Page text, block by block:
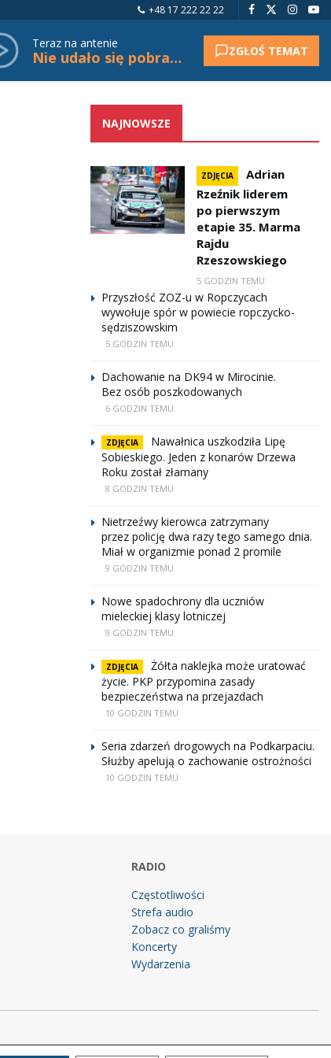
+48 17 222 22 22
Teraz na antenie
Nie udało się pobrać tytułu. ZGŁOŚ TEMAT
NAJNOWSZE
ZDJĘCIA
Adrian
Rzeźnik liderem
po pierwszym
etapie 35. Marma
Rajdu
Rzeszowskiego
5 GODZIN TEMU
Przyszłość ZOZ-u w Ropczycach
wywołuje spór w powiecie ropczycko-
sędziszowskim
5 GODZIN TEMU
Dachowanie na DK94 w Mirocinie.
Bez osób poszkodowanych
6 GODZIN TEMU
ZDJĘCIA
Nawałnica uszkodziła Lipę
Sobieskiego. Jeden z konarów Drzewa
Roku został złamany
8 GODZIN TEMU
Nietrzeźwy kierowca zatrzymany
przez policję dwa razy tego samego dnia.
Miał w organizmie ponad 2 promile
9 GODZIN TEMU
Nowe spadochrony dla uczniów
mieleckiej klasy lotniczej
9 GODZIN TEMU
ZDJĘCIA
Żółta naklejka może uratować
życie. PKP przypomina zasady
bezpieczeństwa na przejazdach
10 GODZIN TEMU
Seria zdarzeń drogowych na Podkarpaciu.
Służby apelują o zachowanie ostrożności
10 GODZIN TEMU
RADIO
Częstotliwości
Strefa audio
Zobacz co graliśmy
Koncerty
Wydarzenia